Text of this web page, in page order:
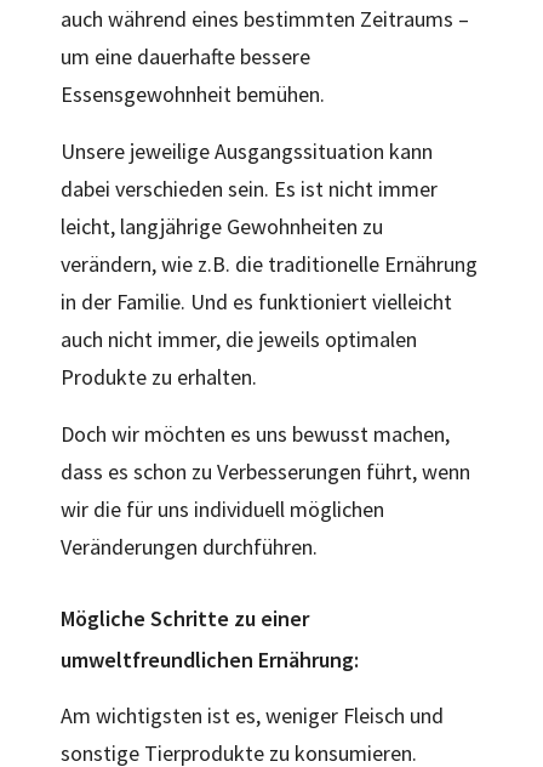
auch während eines bestimmten Zeitraums –
um eine dauerhafte bessere
Essensgewohnheit bemühen.
Unsere jeweilige Ausgangssituation kann
dabei verschieden sein. Es ist nicht immer
leicht, langjährige Gewohnheiten zu
verändern, wie z.B. die traditionelle Ernährung
in der Familie. Und es funktioniert vielleicht
auch nicht immer, die jeweils optimalen
Produkte zu erhalten.
Doch wir möchten es uns bewusst machen,
dass es schon zu Verbesserungen führt, wenn
wir die für uns individuell möglichen
Veränderungen durchführen.
Mögliche Schritte zu einer
umweltfreundlichen Ernährung:
Am wichtigsten ist es, weniger Fleisch und
sonstige Tierprodukte zu konsumieren.